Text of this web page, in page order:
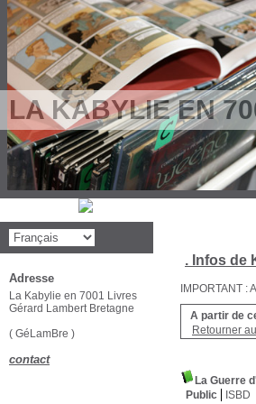
LA KABYLIE EN
. Infos de
IMPORTANT
A partir de
Retourner
La Guerre
Public
ISBD
Adresse
La Kabylie en 7001 Livres
Gérard Lambert Bretagne
( GéLamBre )
contact